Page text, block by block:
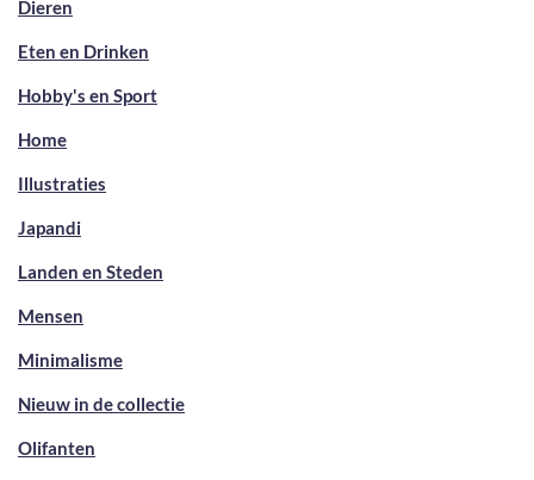
Dieren
Eten en Drinken
Hobby's en Sport
Home
Illustraties
Japandi
Landen en Steden
Mensen
Minimalisme
Nieuw in de collectie
Olifanten